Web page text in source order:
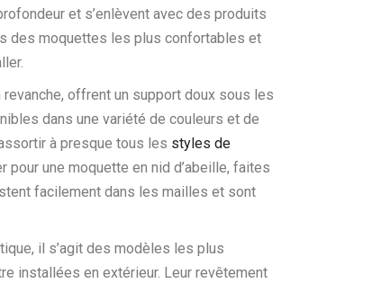
et s’enlèvent avec des produits
des moquettes les plus confortables et
revanche, offrent un support doux sous les
dans une variété de couleurs et de
à presque tous les styles de
pour une moquette en nid d’abeille, faites
facilement dans les mailles et sont
il s’agit des modèles les plus
installées en extérieur. Leur revêtement